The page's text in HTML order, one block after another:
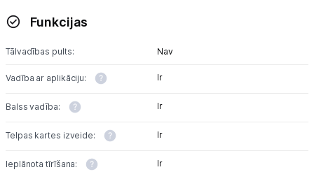
Funkcijas
Tālvadības pults: Nav
Vadība ar aplikāciju: Ir
Balss vadība: Ir
Telpas kartes izveide: Ir
Ieplānota tīrīšana: Ir